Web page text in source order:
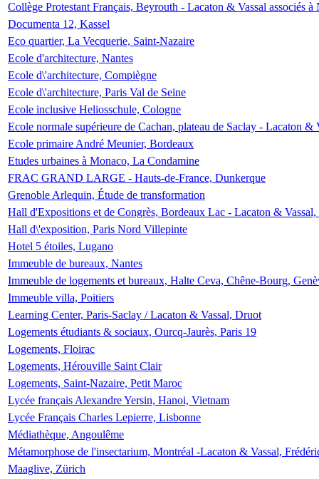
Collège Protestant Français, Beyrouth - Lacaton & Vassal associés
Documenta 12, Kassel
Eco quartier, La Vecquerie, Saint-Nazaire
Ecole d'architecture, Nantes
Ecole d\'architecture, Compiègne
Ecole d\'architecture, Paris Val de Seine
Ecole inclusive Heliosschule, Cologne
Ecole normale supérieure de Cachan, plateau de Saclay - Lacaton &
Ecole primaire André Meunier, Bordeaux
Etudes urbaines à Monaco, La Condamine
FRAC GRAND LARGE - Hauts-de-France, Dunkerque
Grenoble Arlequin, Étude de transformation
Hall d'Expositions et de Congrès, Bordeaux Lac - Lacaton &
Hall d\'exposition, Paris Nord Villepinte
Hotel 5 étoiles, Lugano
Immeuble de bureaux, Nantes
Immeuble de logements et bureaux, Halte Ceva, Chêne-Bourg,
Immeuble villa, Poitiers
Learning Center, Paris-Saclay / Lacaton & Vassal, Druot
Logements étudiants & sociaux, Ourcq-Jaurès, Paris 19
Logements, Floirac
Logements, Hérouville Saint Clair
Logements, Saint-Nazaire, Petit Maroc
Lycée français Alexandre Yersin, Hanoi, Vietnam
Lycée Français Charles Lepierre, Lisbonne
Médiathèque, Angoulême
Métamorphose de l'insectarium, Montréal -Lacaton & Vassal,
Maaglive, Zürich